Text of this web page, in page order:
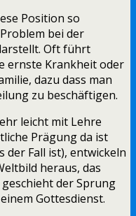
Position so
bei der
Oft führt
ernste Krankheit oder
dazu dass man
zu beschäftigen.
leicht mit Lehre
Prägung da ist
der Fall ist), entwickeln
heraus, das
der Sprung
Gottesdienst.